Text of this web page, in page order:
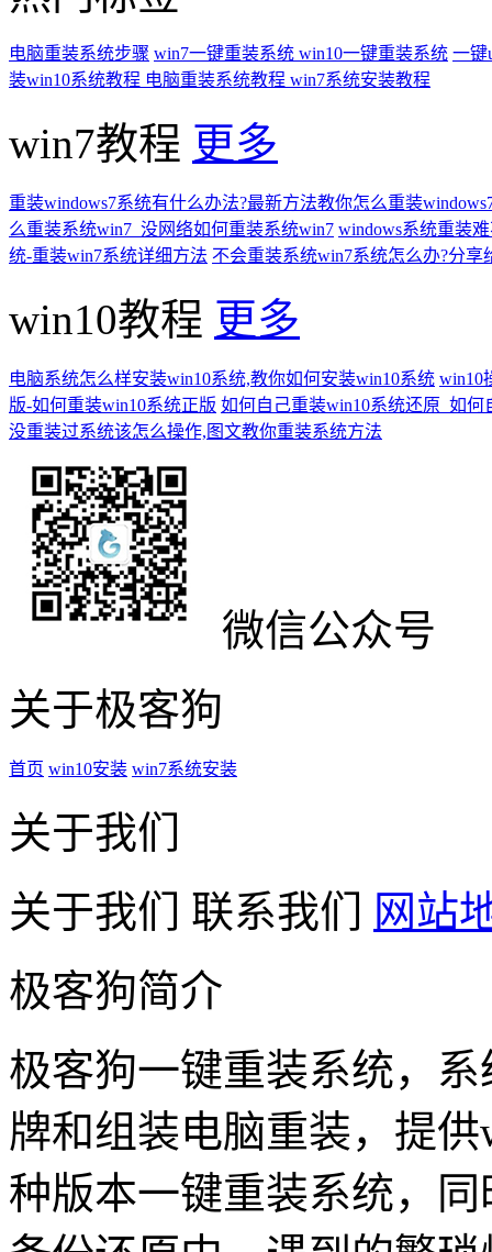
电脑重装系统步骤 win7一键重装系统 win10一键重装系统 一键
装win10系统教程 电脑重装系统教程 win7系统安装教程
win7教程 更多
重装windows7系统有什么办法?最新方法教你怎么重装
么重装系统win7_没网络如何重装系统win7 windows系统重装
统-重装win7系统详细方法 不会重装系统win7系统怎么办?分
win10教程 更多
电脑系统怎么样安装win10系统,教你如何安装win10系统 win10
版-如何重装win10系统正版 如何自己重装win10系统还原_如何
没重装过系统该怎么操作,图文教你重装系统方法
微信公众号
关于极客狗
首页 win10安装 win7系统安装
关于我们
关于我们
联系我们
网站
极客狗简介
极客狗一键重装系统，
牌和组装电脑重装，提
种版本一键重装系统，